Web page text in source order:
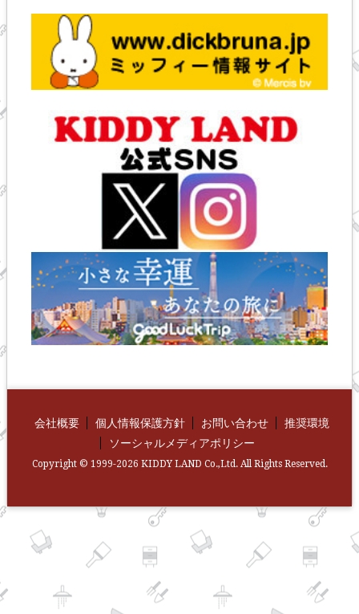
会社概要 個人情報保護方針 お問い合わせ
推奨環境
ソーシャルメディアポリシー
Copyright © 1999-2026 KIDDY LAND Co.,Ltd. All Rights Reserved.